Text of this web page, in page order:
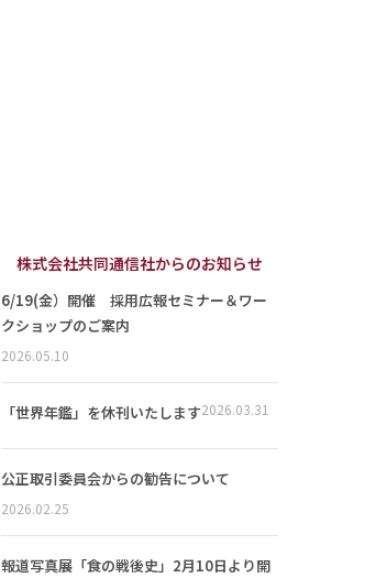
株式会社共同通信社からのお知らせ
6/19(金）開催 採用広報セミナー＆ワー
クショップのご案内
2026.05.10
「世界年鑑」を休刊いたします2026.03.31
公正取引委員会からの勧告について
2026.02.25
報道写真展「食の戦後史」2月10日より開